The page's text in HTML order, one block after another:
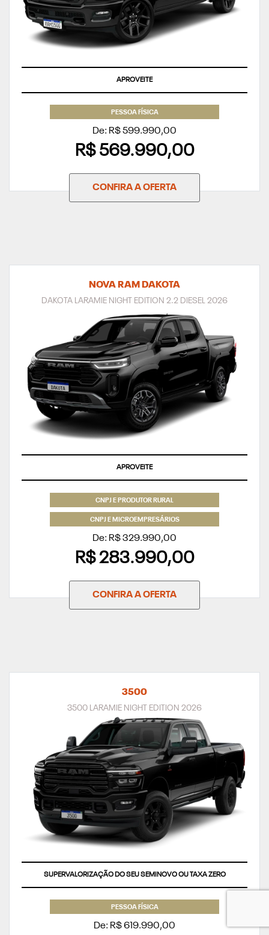
APROVEITE
PESSOA FÍSICA
De: R$ 599.990,00
R$ 569.990,00
CONFIRA A OFERTA
NOVA RAM DAKOTA
DAKOTA LARAMIE NIGHT EDITION 2.2 DIESEL 2026
APROVEITE
CNPJ E PRODUTOR RURAL
CNPJ E MICROEMPRESÁRIOS
De: R$ 329.990,00
R$ 283.990,00
CONFIRA A OFERTA
3500
3500 LARAMIE NIGHT EDITION 2026
SUPERVALORIZAÇÃO DO SEU SEMINOVO OU TAXA ZERO
PESSOA FÍSICA
De: R$ 619.990,00